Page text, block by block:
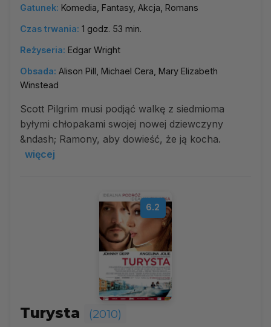
Gatunek: Komedia, Fantasy, Akcja, Romans
Czas trwania: 1 godz. 53 min.
Reżyseria: Edgar Wright
Obsada: Alison Pill, Michael Cera, Mary Elizabeth
Winstead
Scott Pilgrim musi podjąć walkę z siedmioma
byłymi chłopakami swojej nowej dziewczyny
&ndash; Ramony, aby dowieść, że ją kocha.
więcej
6.2
Turysta (2010)